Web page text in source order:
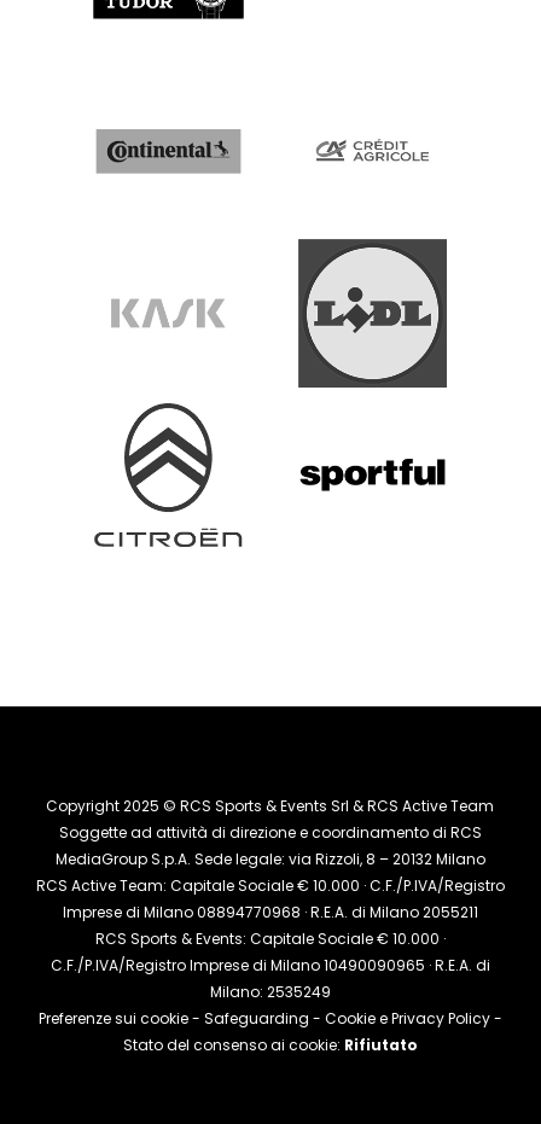
Copyright 2025 © RCS Sports & Events Srl & RCS Active Team
Soggette ad attività di direzione e coordinamento di RCS
MediaGroup S.p.A. Sede legale: via Rizzoli, 8 – 20132 Milano
RCS Active Team: Capitale Sociale € 10.000 · C.F./P.IVA/Registro
Imprese di Milano 08894770968 · R.E.A. di Milano 2055211
RCS Sports & Events: Capitale Sociale € 10.000 ·
C.F./P.IVA/Registro Imprese di Milano 10490090965 · R.E.A. di
Milano: 2535249
Preferenze sui cookie- Safeguarding - Cookie e Privacy Policy-
Stato del consenso ai cookie: Rifiutato